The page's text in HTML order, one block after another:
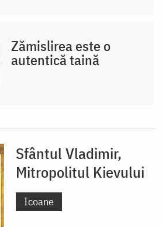
Zămislirea este o
autentică taină
Sfântul Vladimir,
Mitropolitul Kievului
Icoane